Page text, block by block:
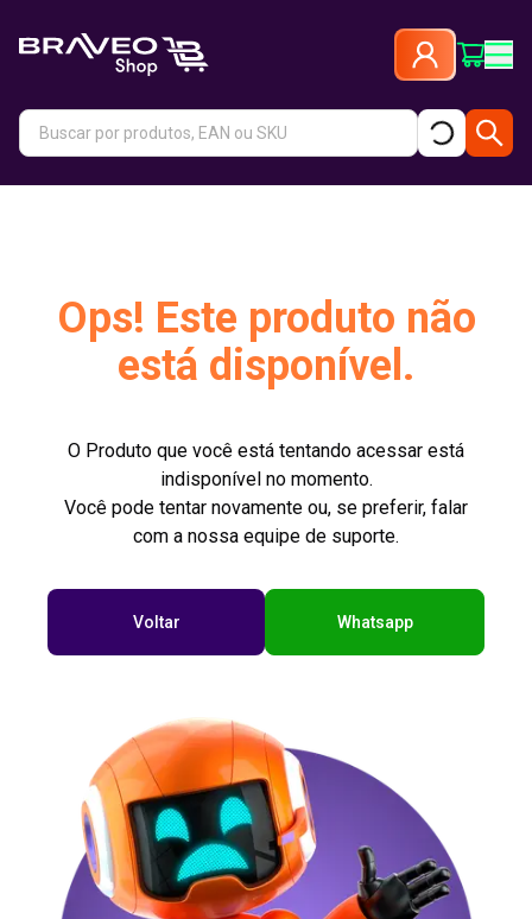
Ops! Este produto não
está disponível.
O Produto que você está tentando acessar está
indisponível no momento.
Você pode tentar novamente ou, se preferir, falar
com a nossa equipe de suporte.
Voltar Whatsapp